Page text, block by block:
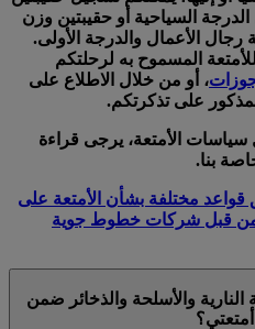
23 كجم في الدرجة السياحية أو حقيبتين وزن
درجة رجال الأعمال والدرجة الأولى.
المسموح به لرحلتكم
، أو من خلال الاطلاع على
على تذكرتكم.
الأمتعة، يرجى قراءة
بنا.
قواعد مختلفة بشأن الأمتعة على
من قبل شركات خطوط جوية
والأسلحة والذخائر ضمن
أمتعتي؟